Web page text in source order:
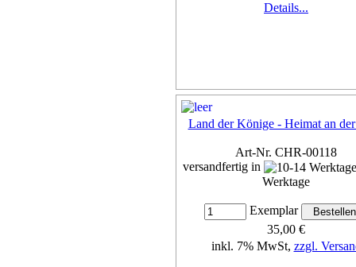
Details...
Land der Könige - Heimat an
Art-Nr. CHR-00118
versandfertig in
Werktage
Exemplar
35,00 €
inkl. 7% MwSt, zzgl.